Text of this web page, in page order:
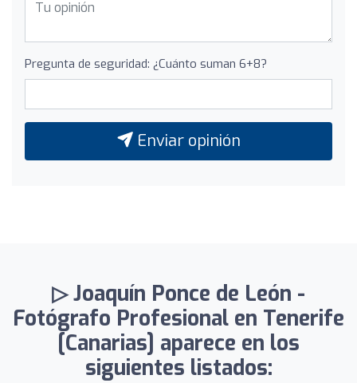
Pregunta de seguridad: ¿Cuánto suman 6+8?
Enviar opinión
▷ Joaquín Ponce de León -
Fotógrafo Profesional en Tenerife
[Canarias] aparece en los
siguientes listados: